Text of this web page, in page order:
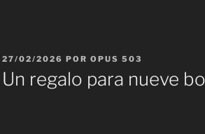
PUBLICADO
EL
27/02/2026 POR OPUS 503
Un regalo para nueve